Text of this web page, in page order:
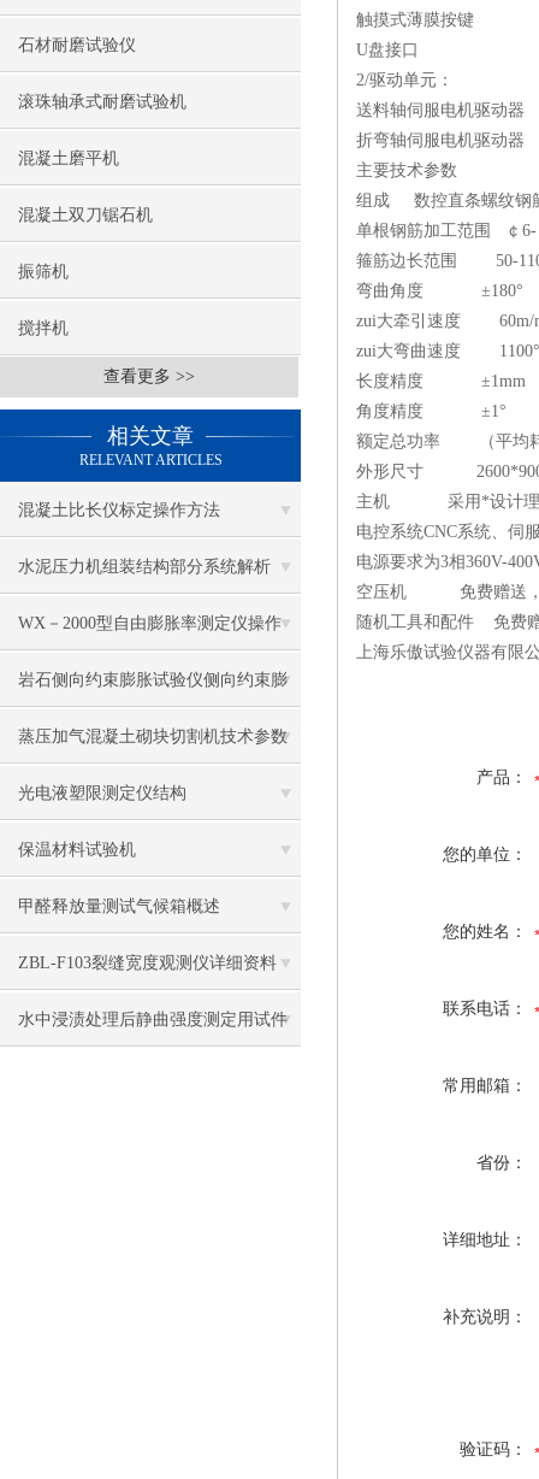
石材耐磨试验仪
滚珠轴承式耐磨试验机
混凝土磨平机
混凝土双刀锯石机
振筛机
搅拌机
查看更多 >>
相关文章
RELEVANT ARTICLES
混凝土比长仪标定操作方法
水泥压力机组装结构部分系统解析
WX－2000型自由膨胀率测定仪操作
岩石侧向约束膨胀试验仪侧向约束膨
胀率计算
蒸压加气混凝土砌块切割机技术参数
光电液塑限测定仪结构
保温材料试验机
甲醛释放量测试气候箱概述
ZBL-F103裂缝宽度观测仪详细资料
水中浸渍处理后静曲强度测定用试件
触摸式薄膜按键
U盘接口
2/驱动单元：
送料轴伺服电机驱动
折弯轴伺服电机驱动器
主要技术参数
组成 数控直条螺纹钢
单根钢筋加工范围 ￠6-
箍筋边长范围 50-
弯曲角度 ±180°
zui大牵引速度 60m/
zui大弯曲速度
长度精度 ±1mm
角度精度 ±1°
额定总功率 （平均耗
外形尺寸
主机 采用*设计理念
电控系统CNC系统、伺
电源要求为3相360V-
空压机 免费赠送，
随机工具和配件 免费
上海乐傲试验仪器有限
产品：
您的单位：
您的姓名：
联系电话：
常用邮箱：
省份：
详细地址：
补充说明：
验证码：